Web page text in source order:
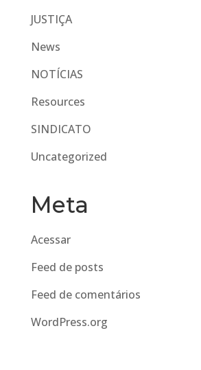
JUSTIÇA
News
NOTÍCIAS
Resources
SINDICATO
Uncategorized
Meta
Acessar
Feed de posts
Feed de comentários
WordPress.org